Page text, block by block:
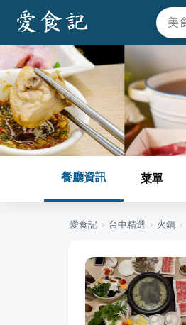
餐廳資訊 菜單
愛食記 › 台中精選 › 火鍋 ›